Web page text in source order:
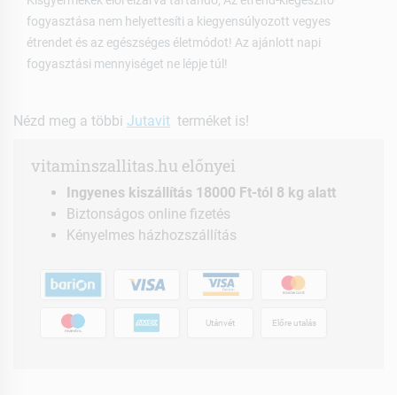
fogyasztása nem helyettesíti a kiegyensúlyozott vegyes
étrendet és az egészséges életmódot! Az ajánlott napi
fogyasztási mennyiséget ne lépje túl!
Nézd meg a többi Jutavit terméket is!
vitaminszallitas.hu előnyei
Ingyenes kiszállítás 18000 Ft-tól 8 kg alatt
Biztonságos online fizetés
Kényelmes házhozszállítás
Utánvét Előre utalás